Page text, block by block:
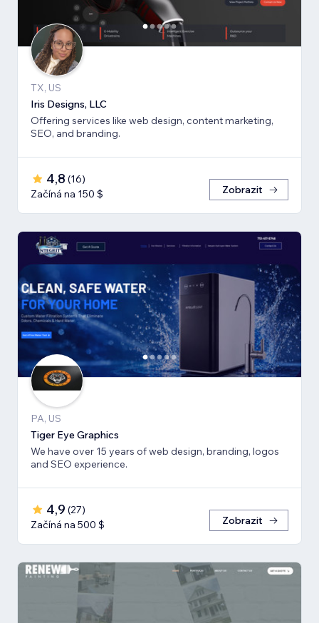
TX, US
Iris Designs, LLC
Offering services like web design, content marketing,
SEO, and branding.
4,8 (16)
Začíná na 150 $
Zobrazit
PA, US
Tiger Eye Graphics
We have over 15 years of web design, branding, logos
and SEO experience.
4,9 (27)
Začíná na 500 $
Zobrazit